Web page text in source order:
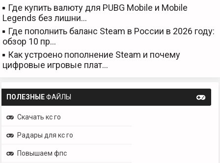
Где купить валюту для PUBG Mobile и Mobile
Legends без лишни…
Где пополнить баланс Steam в России в 2026 году:
обзор 10 пр…
Как устроено пополнение Steam и почему
цифровые игровые плат…
ПОЛЕЗНЫЕФАЙЛЫ
Скачать кс го
Радары для кс го
Повышаем фпс